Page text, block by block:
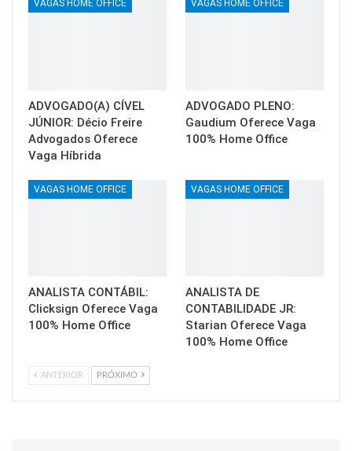
VAGAS HOME OFFICE
ADVOGADO(A) CÍVEL
JÚNIOR: Décio Freire
Advogados Oferece
Vaga Híbrida
VAGAS HOME OFFICE
ADVOGADO PLENO:
Gaudium Oferece Vaga
100% Home Office
VAGAS HOME OFFICE
ANALISTA CONTÁBIL:
Clicksign Oferece Vaga
100% Home Office
VAGAS HOME OFFICE
ANALISTA DE
CONTABILIDADE JR:
Starian Oferece Vaga
100% Home Office
ANTERIOR PRÓXIMO